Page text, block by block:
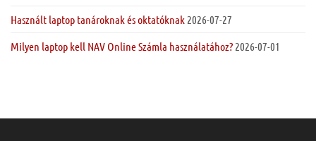
Használt laptop tanároknak és oktatóknak 2026-07-27
Milyen laptop kell NAV Online Számla használatához? 2026-07-01